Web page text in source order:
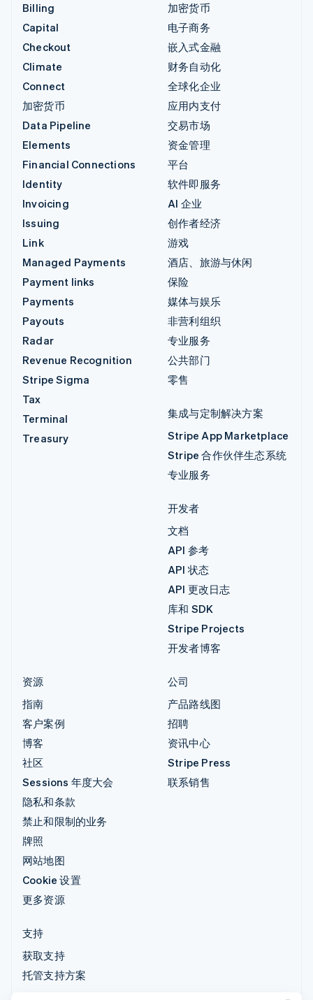
Billing
Capital
Checkout
Climate
Connect
加密货币
Data Pipeline
Elements
Financial Connections
Identity
Invoicing
Issuing
Link
Managed Payments
Payment links
Payments
Payouts
Radar
Revenue Recognition
Stripe Sigma
Tax
Terminal
Treasury
加密货币
电子商务
嵌入式金融
财务自动化
全球化企业
应用内支付
交易市场
资金管理
平台
软件即服务
AI 企业
创作者经济
游戏
酒店、旅游与休闲
保险
媒体与娱乐
非营利组织
专业服务
公共部门
零售
集成与定制解决方案
Stripe App Marketplace
Stripe 合作伙伴生态系统
专业服务
开发者
文档
API 参考
API 状态
API 更改日志
库和 SDK
Stripe Projects
开发者博客
资源
指南
客户案例
博客
社区
Sessions 年度大会
隐私和条款
禁止和限制的业务
牌照
网站地图
Cookie 设置
更多资源
公司
产品路线图
招聘
资讯中心
Stripe Press
联系销售
支持
获取支持
托管支持方案